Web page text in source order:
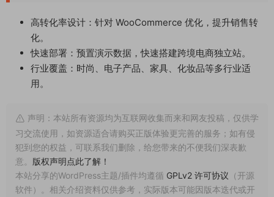
高转化率设计：针对 WooCommerce 优化，提升销售转
化。
快速部署：预置演示数据，快速搭建跨境电商独立站。
行业覆盖：时尚、电子产品、家具、化妆品等多行业适
用。
声明：本站所有资源均为互联网收集而来和网友投稿，仅供学
习交流使用，如资源适合请购买正版体验更完善的服务；如有侵
犯到您的权益，可联系我们删除，给您带来的不便我们深表歉
意。 版权声明点此了解！
本站分享的WordPress主题/插件均遵循 GPLv2 许可协议 （开源
软件）。相关介绍资料仅供参考，实际版本可能因版本迭代或开